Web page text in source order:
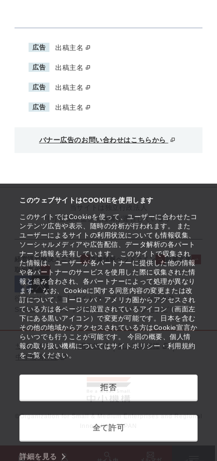
このウェブサイトはCOOKIEを使用します
このサイトではCookieを使って、ユーザーに合わせたコ
ンテンツ広告や表示、随時の分析が行われます。 また
ユーザーによるサイトの利用状況についても情報収集、
ソーシャルメディアや広告配信、データ解析の各パート
ナーと情報を共有しています。 このサイトで収集され
た情報は、ユーザーが各パートナーに提供した他の情報
や各パートナーのサービスを使用した際に収集された情
報と組み合わされ、各パートナーによって処理が異なり
ます。 なお、Cookieに関する同意内容の変更または改
訂について、ヨーロッパ・アメリカ圏からアクセスされ
ている方は各ページに設置されているアイコン（画面左
下にある黒いアイコン）で変更が可能です。日本を含む
その他の地域からアクセスされている方はCookie宣言か
らいつでも行うことが可能です。 今回の概要、個人情
報の取り扱い機構についてはサイトポリシー・利用規約
をご覧ください。
拒否
全て許可
詳細を見る
広告 出稿主名
広告 出稿主名
広告 出稿主名
広告 出稿主名
バナー広告のお問い合わせはこちらから
中小企業基盤整備機構が運営しています
経営課題解決メニュー 支援情報ヘッドライン
起業支援
取組事例
役立つリンク集 サイトマップ
サイト利用条件
SNS公式アカウント一覧
ウェブアクセシビリティ
サイトポリシー・利用規約
個人情報保護
中小機構とは
©Organization for Small & Medium Enterprises and Regional
Innovation, JAPAN